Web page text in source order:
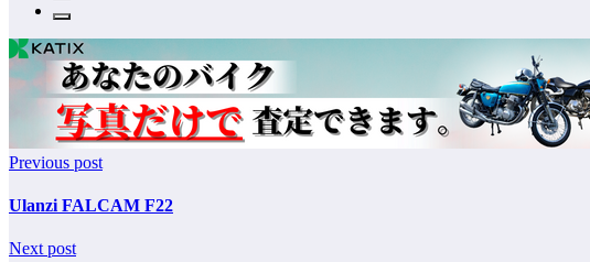
Previous post
Ulanzi FALCAM F22
Next post